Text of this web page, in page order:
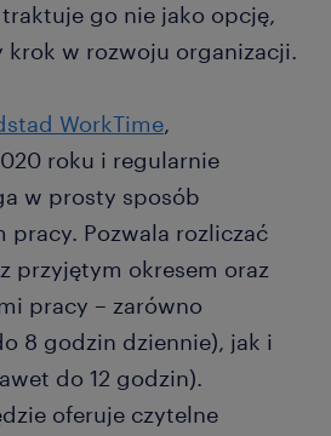
go nie jako opcję,
krok w rozwoju organizacji.
WorkTime,
roku i regularnie
w prosty sposób
pracy. Pozwala rozliczać
przyjętym okresem oraz
pracy – zarówno
8 godzin dziennie), jak i
do 12 godzin).
oferuje czytelne